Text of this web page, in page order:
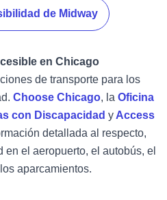
de Midway
en Chicago
de transporte para los
Choose Chicago, la Oficina
con Discapacidad y Access
detallada al respecto,
el aeropuerto, el autobús, el
aparcamientos.